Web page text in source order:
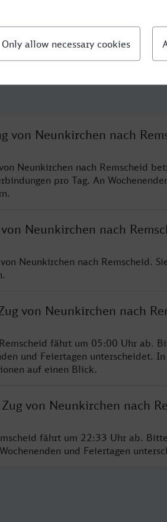
von Neunkirchen nach
Neunkirchen nach Remscheid
pro Tag. An
Neunkirchen nach
Neunkirchen nach Remscheid.
von Neunkirchen nach
fährt um 05:00 Uhr ab.
und Feiertagen unterscheidet.
auf einen Blick.
von Neunkirchen nach
fährt um 22:33 Uhr ab.
und Feiertagen